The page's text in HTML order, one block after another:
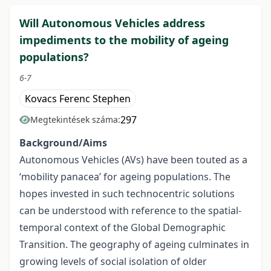
Will Autonomous Vehicles address
impediments to the mobility of ageing
populations?
6-7
Kovacs Ferenc Stephen
Megtekintések száma:297
Background/Aims
Autonomous Vehicles (AVs) have been touted as a
‘mobility panacea’ for ageing populations. The
hopes invested in such technocentric solutions
can be understood with reference to the spatial-
temporal context of the Global Demographic
Transition. The geography of ageing culminates in
growing levels of social isolation of older